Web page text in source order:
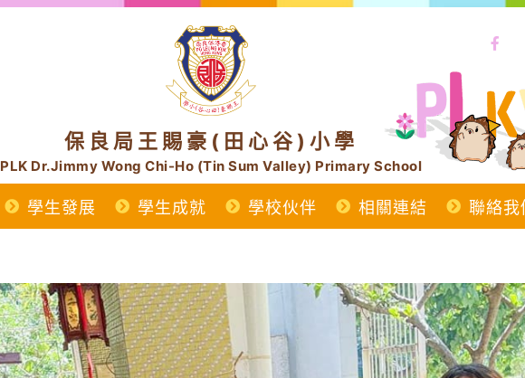
保良局王賜豪(田心谷)小學
PLK Dr.Jimmy Wong Chi-Ho (Tin Sum Valley) Primary School
學生發展 學生成就 學校伙伴 相關連結 聯絡我